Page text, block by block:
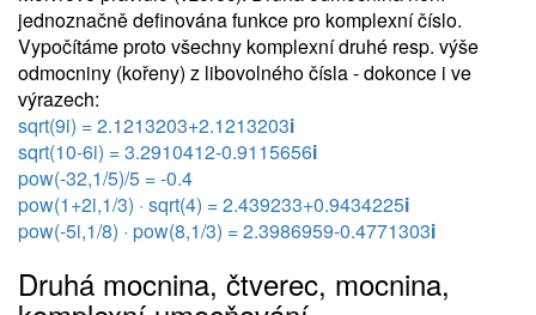
jednoznačně definována funkce pro komplexní číslo.
Vypočítáme proto všechny komplexní druhé resp. výše
odmocniny (kořeny) z libovolného čísla - dokonce i ve
výrazech:
sqrt(9i) = 2.1213203+2.1213203i
sqrt(10-6i) = 3.2910412-0.9115656i
pow(-32,1/5)/5 = -0.4
pow(1+2i,1/3) · sqrt(4) = 2.439233+0.9434225i
pow(-5i,1/8) · pow(8,1/3) = 2.3986959-0.4771303i
Druhá mocnina, čtverec, mocnina,